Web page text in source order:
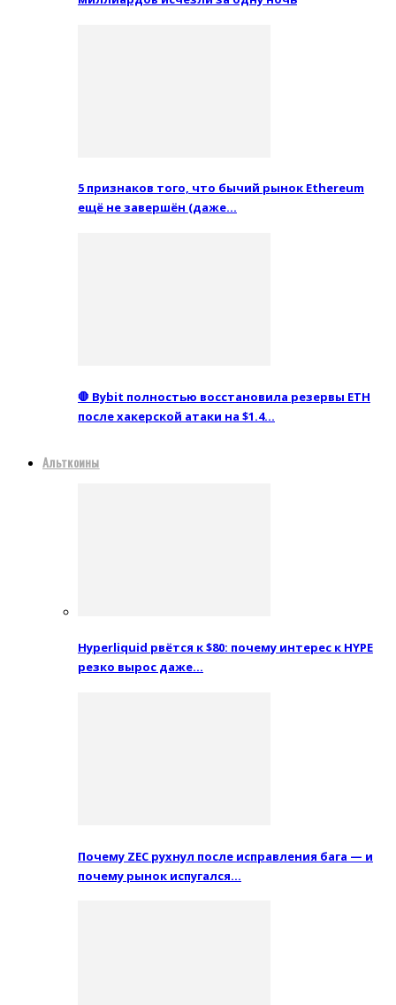
5 признаков того, что бычий рынок Ethereum
ещё не завершён (даже…
🛑 Bybit полностью восстановила резервы ETH
после хакерской атаки на $1.4…
Альткоины
Hyperliquid рвётся к $80: почему интерес к HYPE
резко вырос даже…
Почему ZEC рухнул после исправления бага — и
почему рынок испугался…